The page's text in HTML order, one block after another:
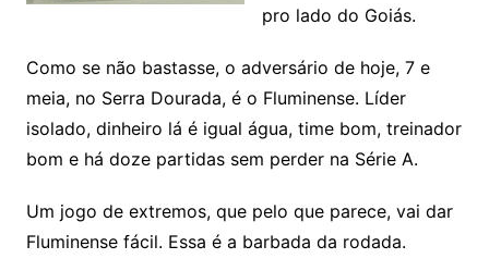
pro lado do Goiás.
Como se não bastasse, o adversário de hoje, 7 e
meia, no Serra Dourada, é o Fluminense. Líder
isolado, dinheiro lá é igual água, time bom, treinador
bom e há doze partidas sem perder na Série A.
Um jogo de extremos, que pelo que parece, vai dar
Fluminense fácil. Essa é a barbada da rodada.